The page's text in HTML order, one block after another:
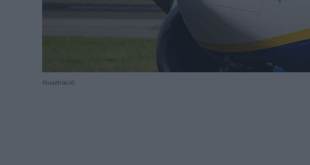
Illusztráció